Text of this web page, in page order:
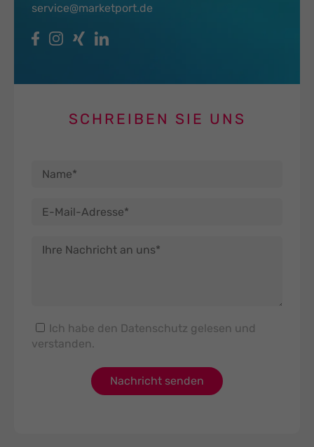
service@marketport.de
SCHREIBEN SIE UNS
Ich habe den Datenschutz gelesen und
verstanden.